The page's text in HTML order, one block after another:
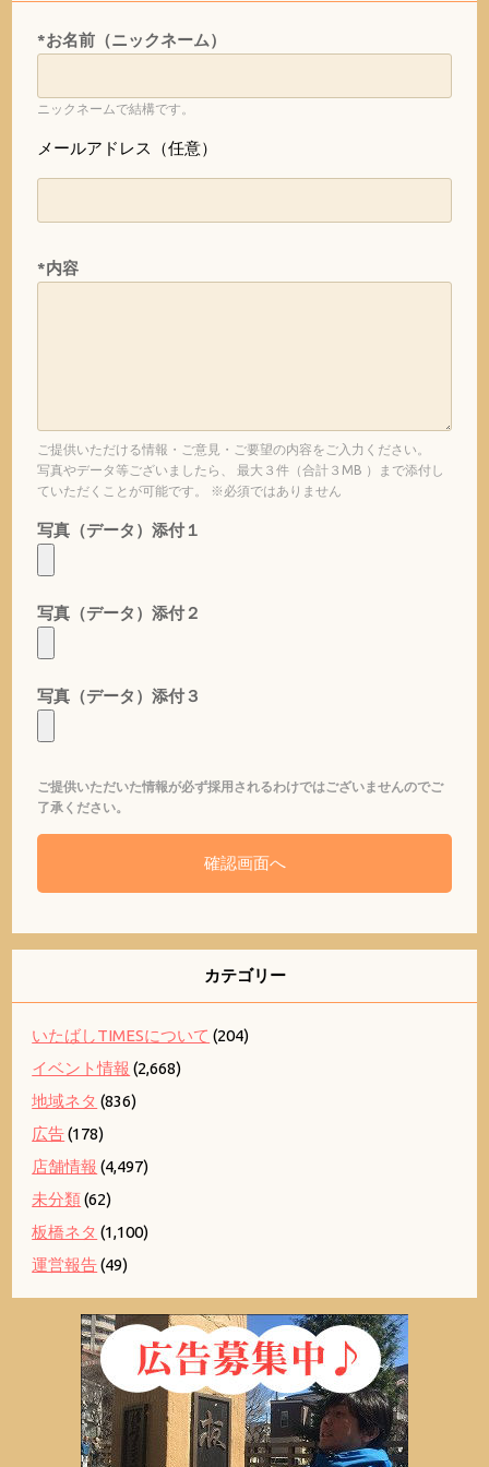
*お名前（ニックネーム）
ニックネームで結構です。
メールアドレス（任意）
*内容
ご提供いただける情報・ご意見・ご要望の内容をご入力ください。
写真やデータ等ございましたら、 最大３件（合計３MB ）まで添付し
ていただくことが可能です。 ※必須ではありません
写真（データ）添付１
写真（データ）添付２
写真（データ）添付３
ご提供いただいた情報が必ず採用されるわけではございませんのでご
了承ください。
カテゴリー
いたばしTIMESについて (204)
イベント情報 (2,668)
地域ネタ (836)
広告(178)
店舗情報 (4,497)
未分類(62)
板橋ネタ (1,100)
運営報告(49)